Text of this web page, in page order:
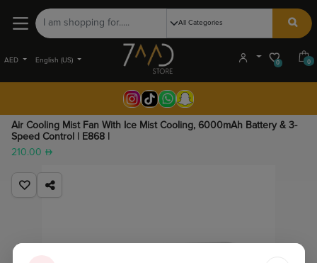
AED English (US) 0 0
Air Cooling Mist Fan With Ice Mist Cooling, 6000mAh Battery & 3-
Speed Control | E868 |
210.00